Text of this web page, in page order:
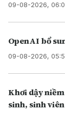
09-08-2026,
OpenAI bổ
09-08-2026,
Khơi dậy
sinh, sinh viên